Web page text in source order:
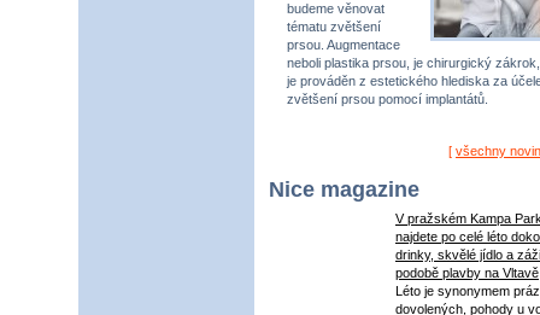
budeme věnovat
tématu zvětšení
prsou. Augmentace
neboli plastika prsou, je chirurgický
je prováděn z estetického hlediska za
zvětšení prsou pomocí implantátů.
[ všechny
Nice magazine
V pražském Kampa
najdete po celé léto
drinky, skvělé jídlo a
podobě plavby na Vltavě
Léto je synonymem
dovolených, pohody u